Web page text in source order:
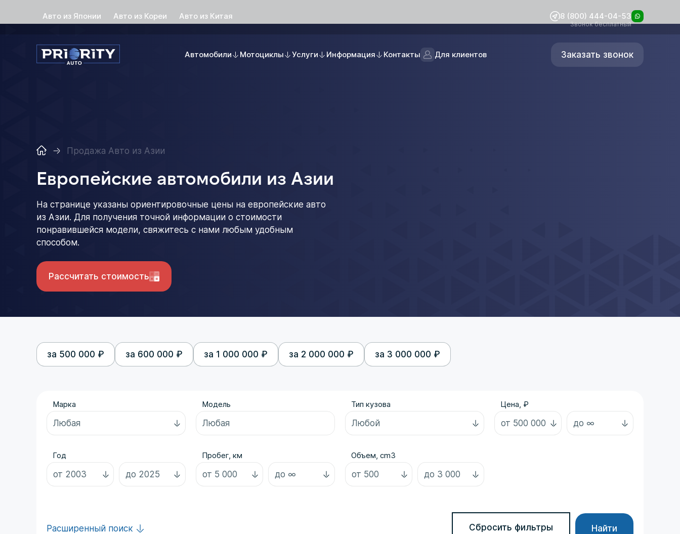
Авто из Японии Авто из Кореи Авто из Китая 8 (800) 444-04-53
Звонок бесплатный
Автомобили Мотоциклы Услуги Информация Контакты Для клиентов Заказать звонок
Продажа Авто из Азии
Европейские автомобили из Азии
На странице указаны ориентировочные цены на европейские авто
из Азии. Для получения точной информации о стоимости
понравившейся модели, свяжитесь с нами любым удобным
способом.
Рассчитать стоимость
за 500 000 ₽ за 600 000 ₽ за 1 000 000 ₽ за 2 000 000 ₽ за 3 000 000 ₽
Марка Модель Тип кузова Цена, ₽
Год Пробег, км Объем, cm3
Расширенный поиск Сбросить фильтры Найти